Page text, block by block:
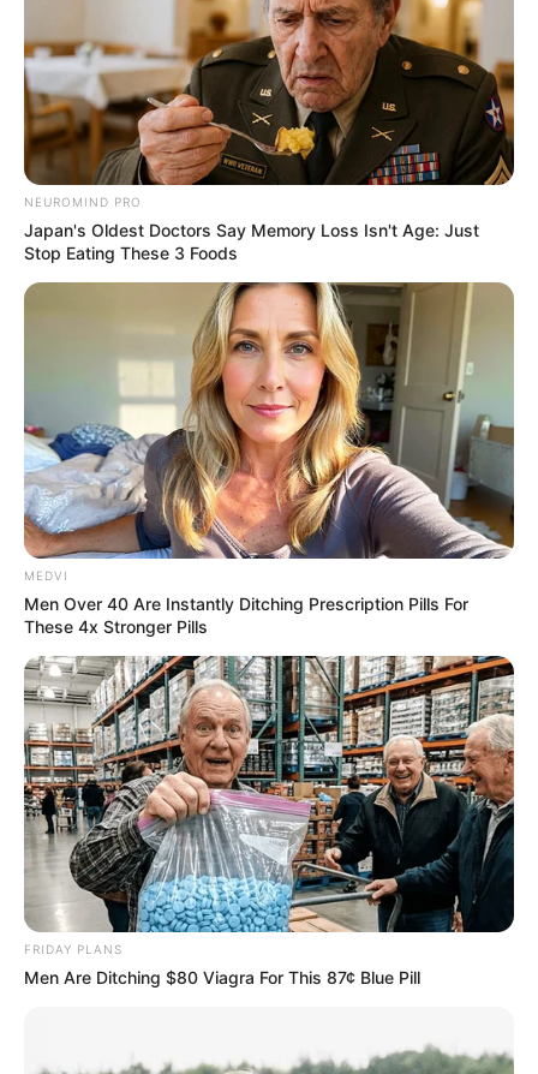
NEUROMIND PRO
Japan's Oldest Doctors Say Memory Loss Isn't Age: Just
Stop Eating These 3 Foods
MEDVI
Men Over 40 Are Instantly Ditching Prescription Pills For
These 4x Stronger Pills
FRIDAY PLANS
Men Are Ditching $80 Viagra For This 87¢ Blue Pill